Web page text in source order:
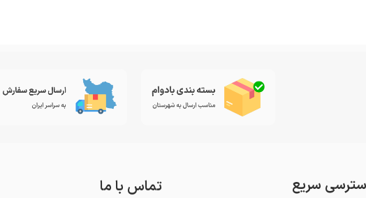
سریع تماس با ما